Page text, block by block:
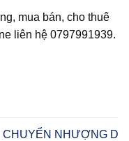
mua bán, cho thuê
liên hệ 0797991939.
CHUYỂN NHƯỢNG D